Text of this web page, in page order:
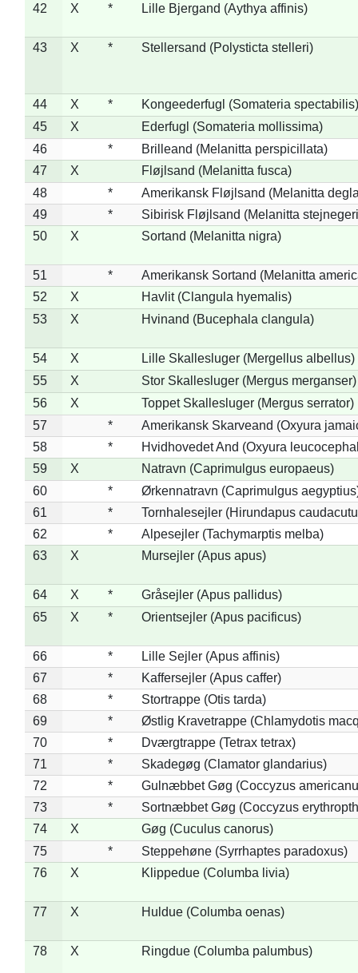
42
X * Lille Bjergand (Aythya affinis)
43 X * Stellersand (Polysticta stelleri)
44 X *
Kongeederfugl (Somateria spectabilis)
45
X
Ederfugl (Somateria mollissima)
46
*
Brilleand (Melanitta perspicillata)
47
X
Fløjlsand (Melanitta fusca)
48
*
Amerikansk Fløjlsand (Melanitta
49
*
Sibirisk Fløjlsand (Melanitta
50
X Sortand (Melanitta nigra)
51 *
Amerikansk Sortand (Melanitta
52
X
Havlit (Clangula hyemalis)
53
X Hvinand (Bucephala clangula)
54 X
Lille Skallesluger (Mergellus albellus)
55
X
Stor Skallesluger (Mergus merganser)
56
X
Toppet Skallesluger (Mergus serrator)
57
*
Amerikansk Skarveand (Oxyura
58
*
Hvidhovedet And (Oxyura
59
X
Natravn (Caprimulgus europaeus)
60
*
Ørkennatravn (Caprimulgus
61
*
Tornhalesejler (Hirundapus
62
*
Alpesejler (Tachymarptis melba)
63
X Mursejler (Apus apus)
64 X *
Gråsejler (Apus pallidus)
65
X * Orientsejler (Apus pacificus)
66 *
Lille Sejler (Apus affinis)
67
*
Kaffersejler (Apus caffer)
68
*
Stortrappe (Otis tarda)
69
*
Østlig Kravetrappe (Chlamydotis
70
*
Dværgtrappe (Tetrax tetrax)
71
*
Skadegøg (Clamator glandarius)
72
*
Gulnæbbet Gøg (Coccyzus
73
*
Sortnæbbet Gøg (Coccyzus
74
X
Gøg (Cuculus canorus)
75
*
Steppehøne (Syrrhaptes paradoxus)
76
X Klippedue (Columba livia)
77 X Huldue (Columba oenas)
78 X Ringdue (Columba palumbus)